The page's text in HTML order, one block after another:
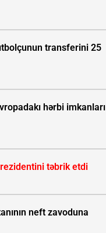
transferini 25
hərbi imkanları
təbrik etdi
neft zavoduna